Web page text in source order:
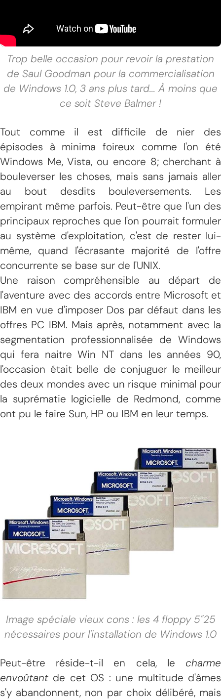
Trop belle occasion pour revoir la prestation
de Saul Goodman pour la commercialisation
de Windows 1.0, 3 ans plus tard... À moins que
ce soit Steve Balmer !
Tout comme il est difficile de nier des
épisodes à minima foireux comme l'on été
Windows Me, Vista, ou encore 8; cherchant à
bouleverser les choses, mais sans jamais aller
au bout desdits bouleversements. Les
empirant même parfois. Peut-être que l'un des
principaux reproches que l'on pourrait formuler
au système d'exploitation, c'est de rester lui-
même, quand l'écrasante majorité de l'offre
concurrente se base sur de l'UNIX.
Une raison compréhensible au départ de
l'aventure avec des accords entre Microsoft et
IBM en vue d'imposer Dos par défaut dans les
offres PC IBM. Mais après, notamment avec la
segmentation professionnalisée de Windows
qui fera naitre Win NT dans les années 90,
l'occasion était belle de conjuguer le meilleur
des deux mondes avec un risque minimal pour
la suprématie logicielle de Redmond, comme
ont pu le faire Sun, HP ou IBM en leur temps.
Image spéciale vieux cons : les 4 floppy 5"25
nécessaires pour l'installation de Windows 1.0
Peut-être réside-t-il en cela, le charme
envoûtant de cet OS : une multitude d'âmes
s'y abandonnent, non par choix délibéré, mais